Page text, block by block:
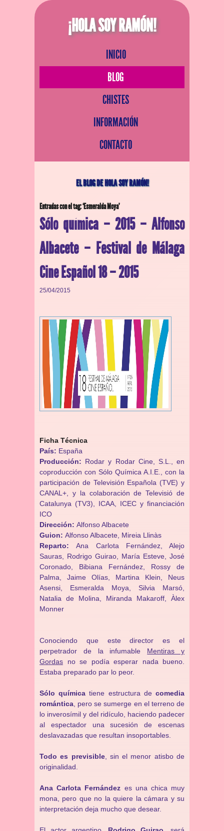
¡HOLA SOY RAMÓN!
INICIO
BLOG
CHISTES
INFORMACIÓN
CONTACTO
EL BLOG DE HOLA SOY RAMÓN!
Entradas con el tag: ‘Esmeralda Moya’
Sólo química – 2015 – Alfonso
Albacete – Festival de Málaga
Cine Español 18 – 2015
25/04/2015
Ficha Técnica
País: España
Producción: Rodar y Rodar Cine, S.L., en
coproducción con Sólo Química A.I.E., con la
participación de Televisión Española (TVE) y
CANAL+, y la colaboración de Televisió de
Catalunya (TV3), ICAA, ICEC y financiación
ICO
Dirección: Alfonso Albacete
Guion: Alfonso Albacete, Mireia Llinàs
Reparto:Ana Carlota Fernández, Alejo
Sauras, Rodrigo Guirao, María Esteve, José
Coronado, Bibiana Fernández, Rossy de
Palma, Jaime Olías, Martina Klein, Neus
Asensi, Esmeralda Moya, Silvia Marsó,
Natalia de Molina, Miranda Makaroff, Àlex
Monner
Conociendo que este director es el
perpetrador de la infumable Mentiras y
Gordas no se podía esperar nada bueno.
Estaba preparado par lo peor.
Sólo química tiene estructura decomedia
romántica , pero se sumerge en el terreno de
lo inverosímil y del ridículo, haciendo padecer
al espectador una sucesión de escenas
deslavazadas que resultan insoportables.
Todo es previsible, sin el menor atisbo de
originalidad.
Ana Carlota Fernández es una chica muy
mona, pero que no la quiere la cámara y su
interpretación deja mucho que desear.